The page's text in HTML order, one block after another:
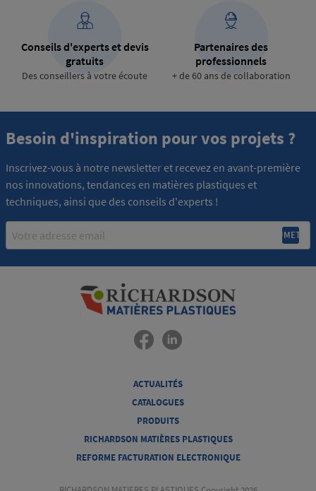
Conseils d'experts et devis
gratuits
Des conseillers à votre écoute
Partenaires des
professionnels
+ de 60 ans de collaboration
Besoin d'inspiration pour vos projets ?
Inscrivez-vous à notre newsletter et recevez en avant-première
nos innovations, tendances en matières plastiques et
techniques, ainsi que des conseils d'experts !
ACTUALITÉS
CATALOGUES
PRODUITS
RICHARDSON MATIÈRES PLASTIQUES
REFORME FACTURATION ELECTRONIQUE